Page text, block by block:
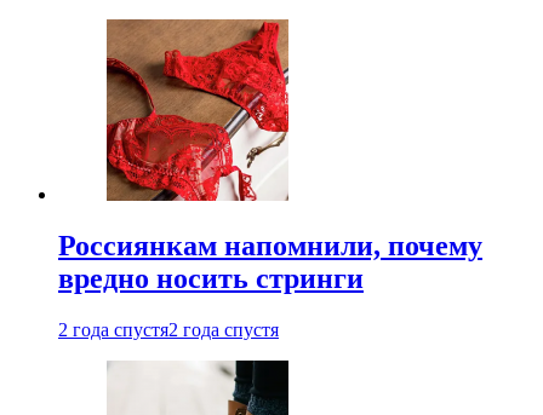
Россиянкам напомнили, почему
вредно носить стринги
2 года спустя2 года спустя